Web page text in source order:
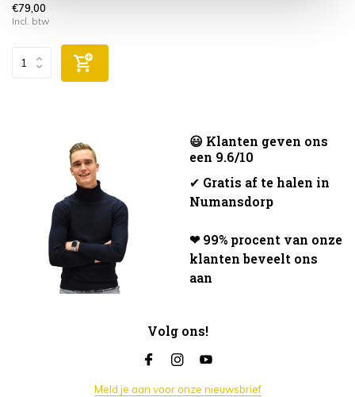
€79,00
Incl. btw
😃 Klanten geven ons
een 9.6/10
✔ Gratis af te halen in
Numansdorp
❤ 99% procent van onze
klanten beveelt ons
aan
Volg ons!
Meld je aan voor onze nieuwsbrief